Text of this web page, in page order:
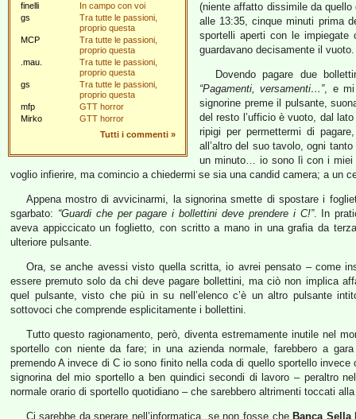
finelli
In campo con voi
gs
Tra tutte le passioni,
proprio questa
MCP
Tra tutte le passioni,
proprio questa
.mau.
Tra tutte le passioni,
proprio questa
gs
Tra tutte le passioni,
proprio questa
mfp
GTT horror
Mirko
GTT horror
Tutti i commenti »
(niente affatto dissimile da
alle 13:35, cinque minuti prima
sportelli aperti con le impiegate
guardavano decisamente il vuoto.
Dovendo pagare due
“Pagamenti, versamenti…”, e mi
signorine preme il pulsante,
del resto l’ufficio è vuoto, dal
ripigi per permettermi di
all’altro del suo tavolo, ogni
un minuto… io sono lì con i miei
voglio infierire, ma comincio a chiedermi se sia una candid camera; a un
Appena mostro di avvicinarmi, la signorina smette di spostare i
sgarbato: “Guardi che per pagare i bollettini deve prendere i C!”. In
aveva appiccicato un foglietto, con scritto a mano in una grafia da
ulteriore pulsante.
Ora, se anche avessi visto quella scritta, io avrei pensato – come
essere premuto solo da chi deve pagare bollettini, ma ciò non implica
quel pulsante, visto che più in su nell’elenco c’è un altro pulsante
sottovoci che comprende esplicitamente i bollettini.
Tutto questo ragionamento, però, diventa estremamente inutile nel
sportello con niente da fare; in una azienda normale, farebbero a
premendo A invece di C io sono finito nella coda di quello sportello
signorina del mio sportello a ben quindici secondi di lavoro – peraltro
normale orario di sportello quotidiano – che sarebbero altrimenti toccati
Ci sarebbe da sperare nell’informatica, se non fosse che Banca Sella